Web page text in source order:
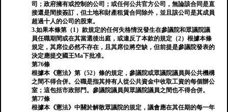
司；政府擁有或控制的公司；或任何公共官方公司，無論該合同是直
接還是間接簽訂，但土地和財產租賃合同除外，並且該公司是其成員
超過十人的公司的股東。
3.如果本條第（1）款規定的任何失格情況發生在參議院和眾議院議
員任職期間或在其當選後出庭，或違反了本款的規定（2）根據本條
規定，其席位必然不存在，且其席位將空缺，但前提是參議院發表的
決定應提交國王Ma下批准。
第76條
根據本《憲法》第（52）條的規定，參議院或眾議院議員與公共機構
之間不得合併。公職是指其持有人從公共資金中收取工資的每個辦公
室；這包括市政部門。參議院議員與眾議院議員之間也不得合併。
第77條
根據本《憲法》中關於解散眾議院的規定，議會應在其任期的每一年